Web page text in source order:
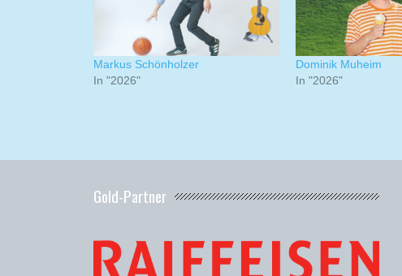
Markus Schönholzer
In "2026"
Dominik Muheim
In "2026"
Gold-Partner